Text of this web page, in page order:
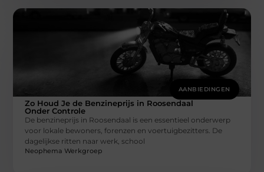
AANBIEDINGEN
Zo Houd Je de Benzineprijs in Roosendaal
Onder Controle
De benzineprijs in Roosendaal is een essentieel onderwerp
voor lokale bewoners, forenzen en voertuigbezitters. De
dagelijkse ritten naar werk, school
Neophema Werkgroep